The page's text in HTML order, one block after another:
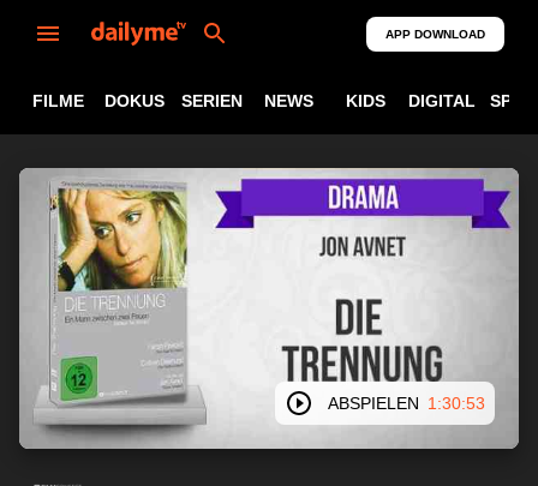
APP DOWNLOAD
FILME DOKUS SERIEN NEWS KIDS DIGITAL
ABSPIELEN 1:30:53